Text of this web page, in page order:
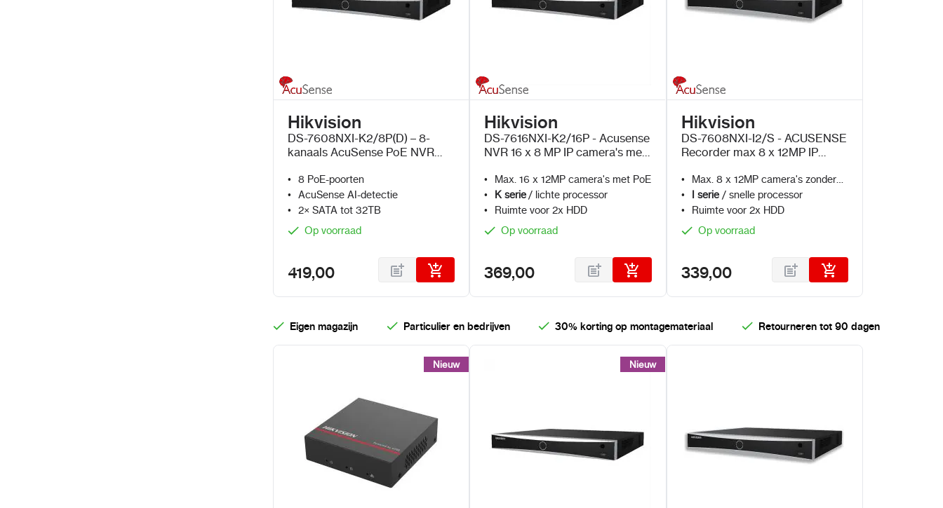
Hikvision
DS-7608NXI-K2/8P(D) – 8-
kanaals AcuSense PoE NVR
8 PoE-poorten
AcuSense AI-detectie
2× SATA tot 32TB
Op voorraad
419,00
Hikvision
DS-7616NXI-K2/16P - Acusense
NVR 16 x 8 MP IP camera's met
Max. 16 x 12MP camera's met PoE
K serie/ lichte processor
Ruimte voor 2x HDD
Op voorraad
369,00
Hikvision
DS-7608NXI-I2/S - ACUSENSE
Recorder max 8 x 12MP IP
Max. 8 x 12MP camera's zonder
PoEI serie/ snelle processor
Ruimte voor 2x HDD
Op voorraad
339,00
Eigen magazijn Particulier en bedrijven 30% korting op montagemateriaal Retourneren tot 90 dagen
Nieuw
Nieuw Nieuw
Nieuw